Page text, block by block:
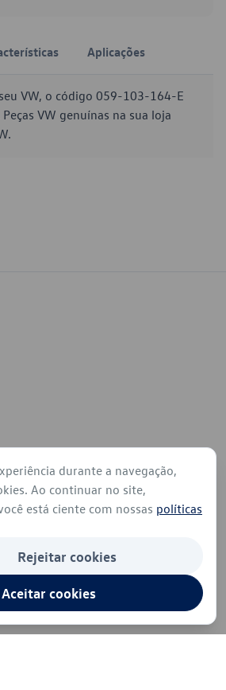
Aplicações
VW, o código 059-103-164-E
VW genuínas na sua loja
durante a navegação,
Ao continuar no site,
está ciente com nossas políticas
Rejeitar cookies
Aceitar cookies